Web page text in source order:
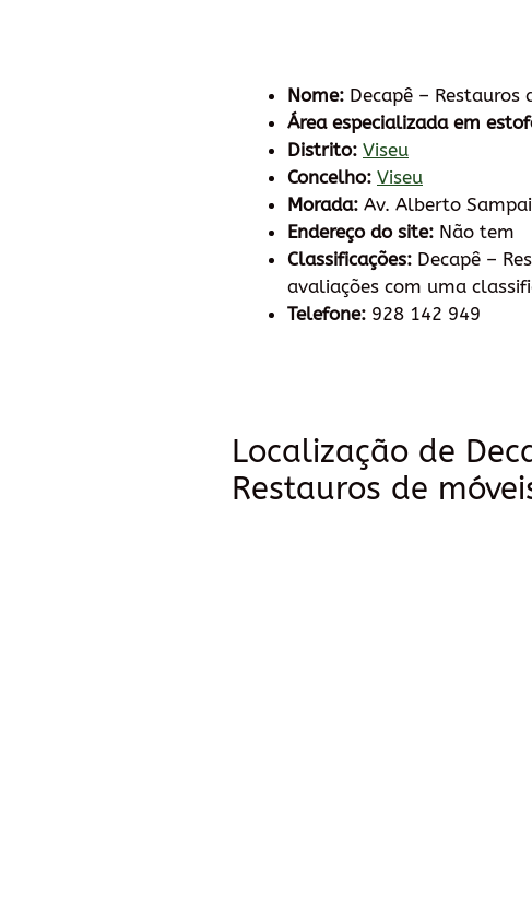
Nome: Decapê – Restauros
Área especializada em
Distrito: Viseu
Concelho: Viseu
Morada: Av. Alberto
Endereço do site: Não tem
Classificações: Decapê –
avaliações com uma
Telefone: 928 142 949
Localização de
Restauros de